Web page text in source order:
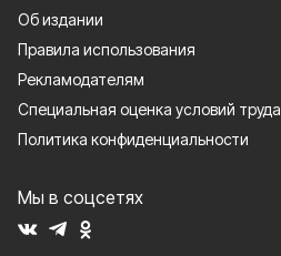
Об издании
Правила использования
Рекламодателям
Специальная оценка условий труда
Политика конфиденциальности
Мы в соцсетях